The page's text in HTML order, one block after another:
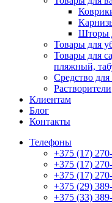
Шторы
Товары для
Товары для
пляжный,
Средство для
Растворители
Клиентам
Блог
Контакты
Телефоны
+375 (17)
+375 (17)
+375 (17)
+375 (29)
+375 (33)